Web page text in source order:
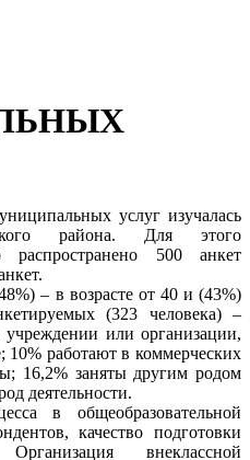
услуг изучалась
района. Для этого
500 анкет
– в возрасте от 40 и (43%)
(323 человека) –
или организации,
10% работают в коммерческих
16,2% заняты другим родом
деятельности.
в общеобразовательной
качество подготовки
внеклассной